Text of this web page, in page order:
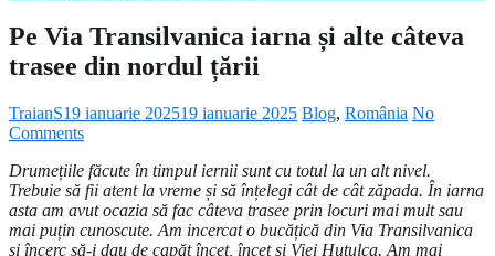
Pe Via Transilvanica iarna și alte câteva
trasee din nordul țării
TraianS19 ianuarie 202519 ianuarie 2025 Blog, România No
Comments
Drumețiile făcute în timpul iernii sunt cu totul la un alt nivel.
Trebuie să fii atent la vreme și să înțelegi cât de cât zăpada. În iarna
asta am avut ocazia să fac câteva trasee prin locuri mai mult sau
mai puțin cunoscute. Am incercat o bucățică din Via Transilvanica
și încerc să-i dau de capăt încet, încet și Viei Huțulca. Am mai